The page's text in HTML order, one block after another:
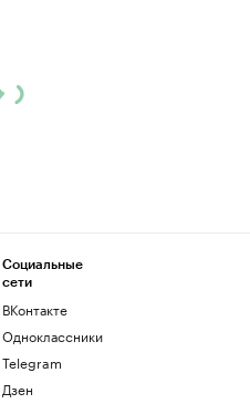
Социальные
сети
ВКонтакте
Одноклассники
Telegram
Дзен